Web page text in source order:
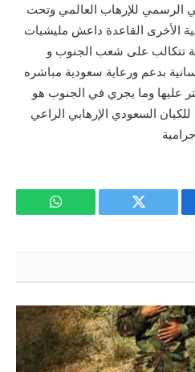
الرسمي للإرهاب العالمي وتحت
الأخرى القاعدة داعش مليشيات
تتكالب على شعب الجنوب و
بدعم ورعاية سعودية مباشره
عليها وما يجري في الجنوب هو
السعودي الإرهابي الراعي
تويتر واتساب